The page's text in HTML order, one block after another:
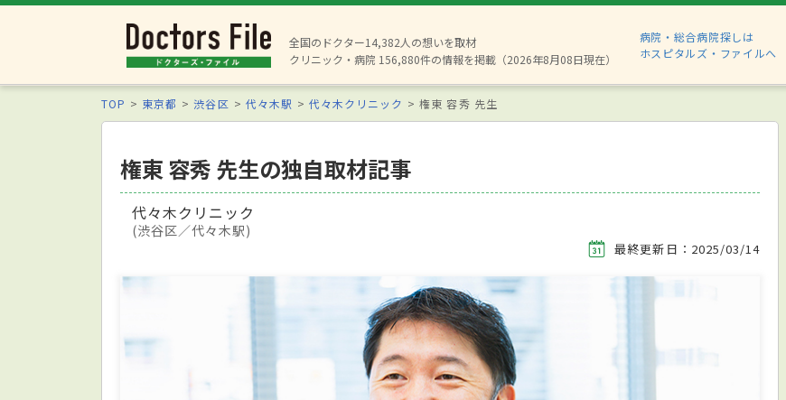
全国のドクター14,382人の想いを取材
クリニック・病院 156,880件の情報を掲載（2026年8月08日現在）
病院・総合病院探しは
ホスピタルズ・ファイルへ
TOP 東京都 渋谷区 代々木駅 代々木クリニック 権東 容秀 先生
権東 容秀 先生の独自取材記事
代々木クリニック
(渋谷区／代々木駅)
最終更新日：2025/03/14